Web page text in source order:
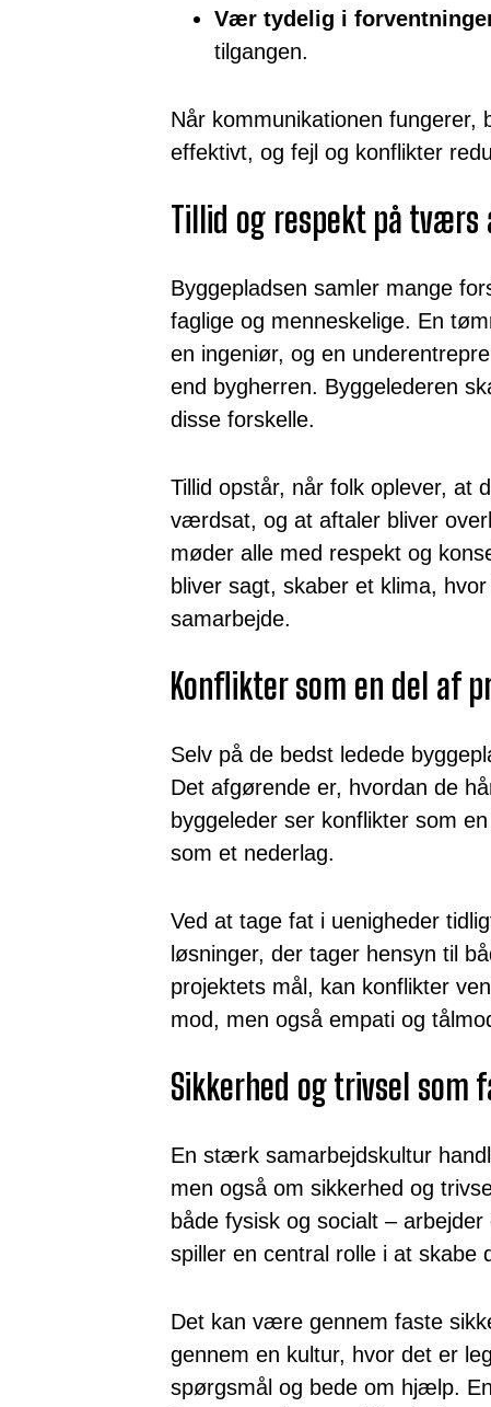
Vær tydelig i
tilgangen.
Når kommunikationen fungerer,
effektivt, og fejl og konflikter
Tillid og respekt på tværs
Byggepladsen samler mange
faglige og menneskelige. En
en ingeniør, og en
end bygherren. Byggelederen
disse forskelle.
Tillid opstår, når folk oplever, at
værdsat, og at aftaler bliver
møder alle med respekt og
bliver sagt, skaber et klima,
samarbejde.
Konflikter som en del af
Selv på de bedst ledede
Det afgørende er, hvordan de
byggeleder ser konflikter som
som et nederlag.
Ved at tage fat i uenigheder
løsninger, der tager hensyn til
projektets mål, kan konflikter
mod, men også empati og
Sikkerhed og trivsel som
En stærk samarbejdskultur
men også om sikkerhed og
både fysisk og socialt –
spiller en central rolle i at skabe
Det kan være gennem faste
gennem en kultur, hvor det er
spørgsmål og bede om hjælp.